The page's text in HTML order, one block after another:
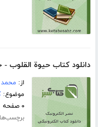
دانلود کتاب حیوة القلوب -
از: محمد
موضوع:
۰ صفحه